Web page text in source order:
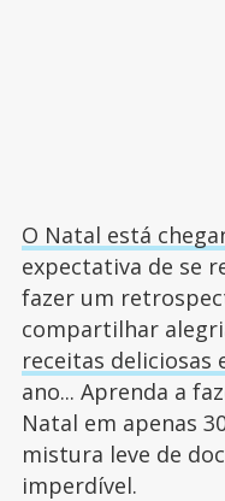
O Natal está
expectativa de se
fazer um
compartilhar
receitas deliciosas
ano... Aprenda a
Natal em apenas
mistura leve de
imperdível.